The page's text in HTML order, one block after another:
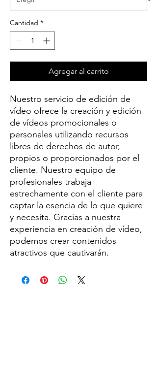
Cantidad *
Agregar al carrito
Nuestro servicio de edición de
vídeo ofrece la creación y edición
de vídeos promocionales o
personales utilizando recursos
libres de derechos de autor,
propios o proporcionados por el
cliente. Nuestro equipo de
profesionales trabaja
estrechamente con el cliente para
captar la esencia de lo que quiere
y necesita. Gracias a nuestra
experiencia en creación de vídeo,
podemos crear contenidos
atractivos que cautivarán.